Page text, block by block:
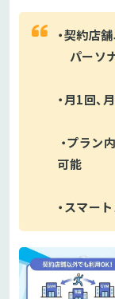
・契約店
パーソ
・月1回
・プラン
可能
・スマー